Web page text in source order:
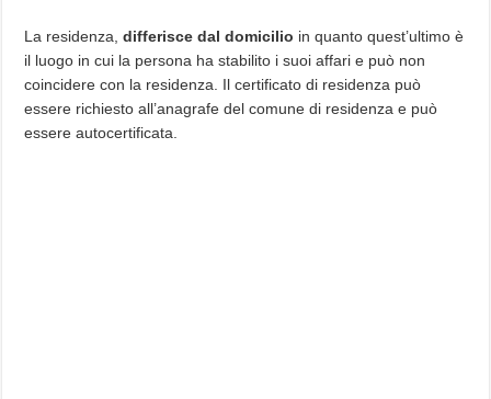
La residenza,differisce dal domicilio in quanto quest’ultimo è
il luogo in cui la persona ha stabilito i suoi affari e può non
coincidere con la residenza. Il certificato di residenza può
essere richiesto all’anagrafe del comune di residenza e può
essere autocertificata.